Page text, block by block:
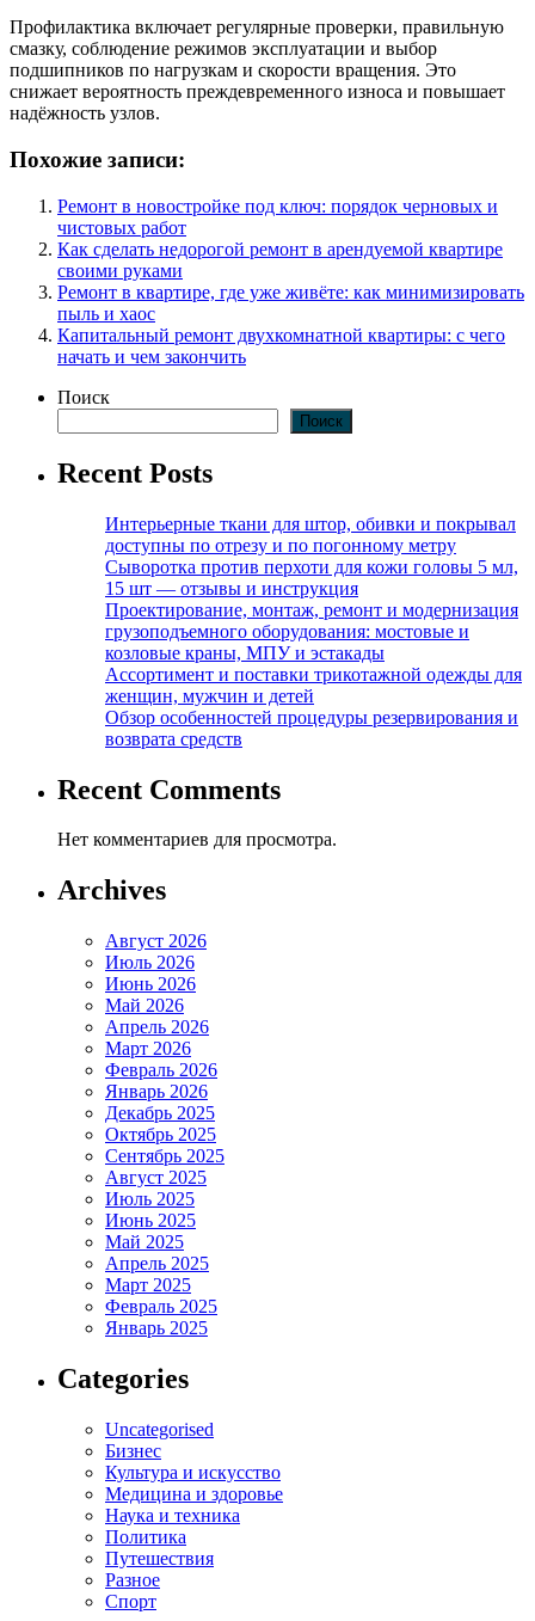
Профилактика включает регулярные проверки, правильную
смазку, соблюдение режимов эксплуатации и выбор
подшипников по нагрузкам и скорости вращения. Это
снижает вероятность преждевременного износа и повышает
надёжность узлов.
Похожие записи:
Ремонт в новостройке под ключ: порядок черновых и
чистовых работ
Как сделать недорогой ремонт в арендуемой квартире
своими руками
Ремонт в квартире, где уже живёте: как минимизировать
пыль и хаос
Капитальный ремонт двухкомнатной квартиры: с чего
начать и чем закончить
Поиск
Поиск
Recent Posts
Интерьерные ткани для штор, обивки и покрывал
доступны по отрезу и по погонному метру
Сыворотка против перхоти для кожи головы 5 мл,
15 шт — отзывы и инструкция
Проектирование, монтаж, ремонт и модернизация
грузоподъемного оборудования: мостовые и
козловые краны, МПУ и эстакады
Ассортимент и поставки трикотажной одежды для
женщин, мужчин и детей
Обзор особенностей процедуры резервирования и
возврата средств
Recent Comments
Нет комментариев для просмотра.
Archives
Август 2026
Июль 2026
Июнь 2026
Май 2026
Апрель 2026
Март 2026
Февраль 2026
Январь 2026
Декабрь 2025
Октябрь 2025
Сентябрь 2025
Август 2025
Июль 2025
Июнь 2025
Май 2025
Апрель 2025
Март 2025
Февраль 2025
Январь 2025
Categories
Uncategorised
Бизнес
Культура и искусство
Медицина и здоровье
Наука и техника
Политика
Путешествия
Разное
Спорт